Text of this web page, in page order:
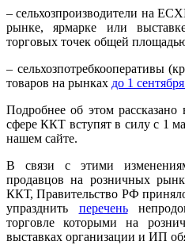
– сельхозпроизводители на
рынке, ярмарке или
торговых точек общей
– сельхозпотребкооперативы
товаров на рынках до 1
Подробнее об этом рассказано
сфере ККТ вступят в силу с 1
нашем сайте.
В связи с этими
продавцов на розничных
ККТ, Правительство РФ
упразднить перечень
торговле которыми на
выставках организации и ИП